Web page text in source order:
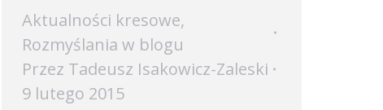
Aktualności kresowe,
Rozmyślania w blogu
Przez Tadeusz Isakowicz-Zaleski
9 lutego 2015